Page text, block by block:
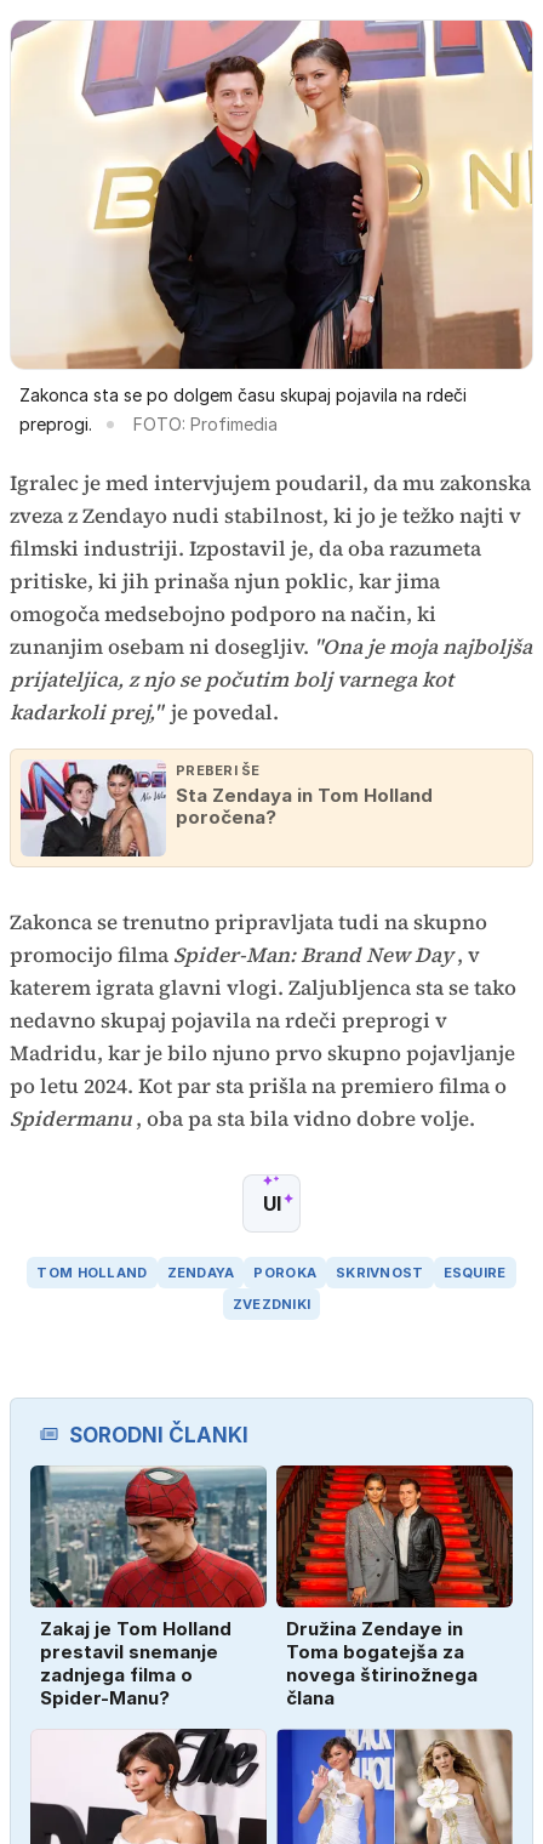
Zakonca sta se po dolgem času skupaj pojavila na rdeči
preprogi.
FOTO: Profimedia
Igralec je med intervjujem poudaril, da mu zakonska
zveza z Zendayo nudi stabilnost, ki jo je težko najti v
filmski industriji. Izpostavil je, da oba razumeta
pritiske, ki jih prinaša njun poklic, kar jima
omogoča medsebojno podporo na način, ki
zunanjim osebam ni dosegljiv. "Ona je moja najboljša
prijateljica, z njo se počutim bolj varnega kot
kadarkoli prej," je povedal.
PREBERI ŠE
Sta Zendaya in Tom Holland
poročena?
Zakonca se trenutno pripravljata tudi na skupno
promocijo filma Spider-Man: Brand New Day, v
katerem igrata glavni vlogi. Zaljubljenca sta se tako
nedavno skupaj pojavila na rdeči preprogi v
Madridu, kar je bilo njuno prvo skupno pojavljanje
po letu 2024. Kot par sta prišla na premiero filma o
Spidermanu, oba pa sta bila vidno dobre volje.
UI
TOM HOLLAND ZENDAYA POROKA SKRIVNOST
ESQUIRE
ZVEZDNIKI
SORODNI ČLANKI
Zakaj je Tom Holland
prestavil snemanje
zadnjega filma o
Spider-Manu?
Družina Zendaye in
Toma bogatejša za
novega štirinožnega
člana